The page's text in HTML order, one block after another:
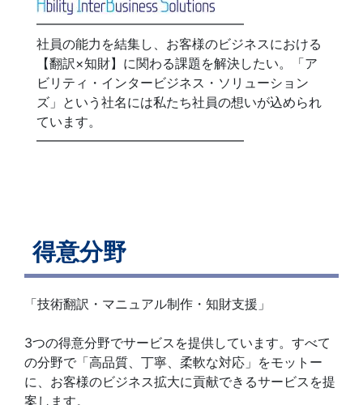
━━━━━━━━━━━━━━━━
社員の能力を結集し、お客様のビジネスにおける
【翻訳×知財】に関わる課題を解決したい。「ア
ビリティ・インタービジネス・ソリューション
ズ」という社名には私たち社員の想いが込められ
ています。
━━━━━━━━━━━━━━━━
得意分野
「技術翻訳・マニュアル制作・知財支援」
3つの得意分野でサービスを提供しています。すべて
の分野で「高品質、丁寧、柔軟な対応」をモットー
に、お客様のビジネス拡大に貢献できるサービスを提
案します。